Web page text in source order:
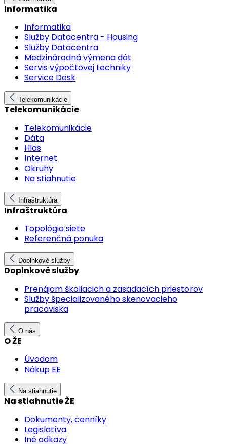
Informatika
Informatika
Služby Datacentra - Housing
Služby Datacentra
Medzinárodná výmena dát
Servis výpočtovej techniky
Service Desk
Telekomunikácie
Telekomunikácie
Telekomunikácie
Dáta
Hlas
Internet
Okruhy
Na stiahnutie
Infraštruktúra
Infraštruktúra
Topológia siete
Referenčná ponuka
Doplnkové služby
Doplnkové služby
Prenájom školiacich a zasadacích priestorov
Služby špecializovaného skenovacieho
pracoviska
O nás
O ŽE
Úvodom
Nákup EE
Na stiahnutie
Na stiahnutie ŽE
Dokumenty, cenníky
Legislatíva
Iné odkazy